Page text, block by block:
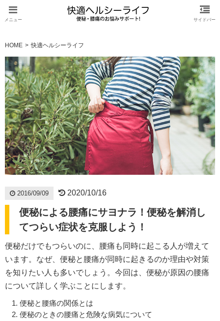
HOME 快適ヘルシーライフ
2016/09/09 2020/10/16
便秘による腰痛にサヨナラ！便秘を解消し
てつらい症状を克服しよう！
便秘だけでもつらいのに、腰痛も同時に起こる人が増えて
います。なぜ、便秘と腰痛が同時に起きるのか理由や対策
を知りたい人も多いでしょう。今回は、便秘が原因の腰痛
について詳しく学ぶことにします。
便秘と腰痛の関係とは
便秘のときの腰痛と危険な病気について